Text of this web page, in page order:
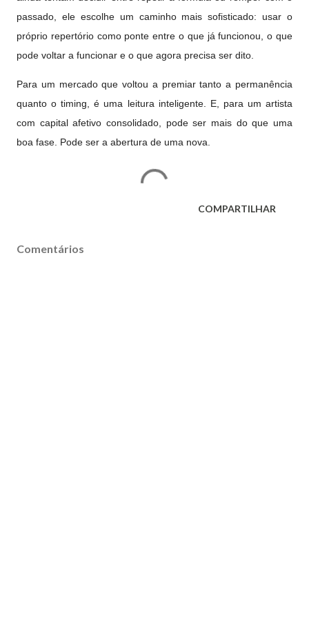
passado, ele escolhe um caminho mais sofisticado: usar o
próprio repertório como ponte entre o que já funcionou, o que
pode voltar a funcionar e o que agora precisa ser dito.
Para um mercado que voltou a premiar tanto a permanência
quanto o timing, é uma leitura inteligente. E, para um artista
com capital afetivo consolidado, pode ser mais do que uma
boa fase. Pode ser a abertura de uma nova.
COMPARTILHAR
Comentários